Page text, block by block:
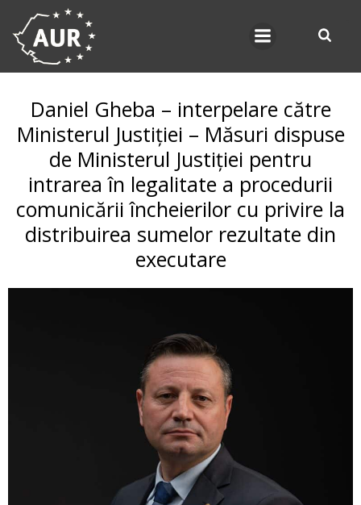
Daniel Gheba – interpelare către
Ministerul Justiției – Măsuri dispuse
de Ministerul Justiției pentru
intrarea în legalitate a procedurii
comunicării încheierilor cu privire la
distribuirea sumelor rezultate din
executare